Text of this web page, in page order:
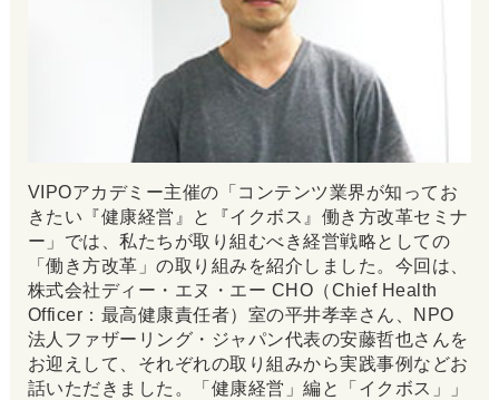
VIPOアカデミー主催の「コンテンツ業界が知ってお
きたい『健康経営』と『イクボス』働き方改革セミナ
ー」では、私たちが取り組むべき経営戦略としての
「働き方改革」の取り組みを紹介しました。今回は、
株式会社ディー・エヌ・エー CHO（Chief Health
Officer：最高健康責任者）室の平井孝幸さん、NPO
法人ファザーリング・ジャパン代表の安藤哲也さんを
お迎えして、それぞれの取り組みから実践事例などお
話いただきました。「健康経営」編と「イクボス」」